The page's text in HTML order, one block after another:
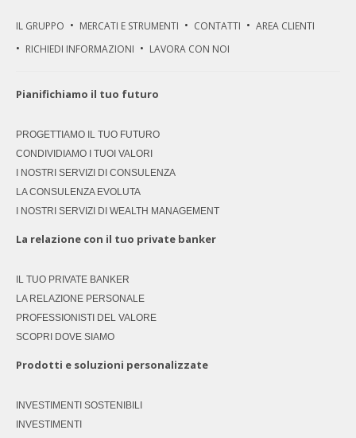
IL GRUPPO MERCATI E STRUMENTI CONTATTI
AREA CLIENTI
RICHIEDI INFORMAZIONI
LAVORA CON NOI
Pianifichiamo il tuo futuro
PROGETTIAMO IL TUO FUTURO
CONDIVIDIAMO I TUOI VALORI
I NOSTRI SERVIZI DI CONSULENZA
LA CONSULENZA EVOLUTA
I NOSTRI SERVIZI DI WEALTH MANAGEMENT
La relazione con il tuo private banker
IL TUO PRIVATE BANKER
LA RELAZIONE PERSONALE
PROFESSIONISTI DEL VALORE
SCOPRI DOVE SIAMO
Prodotti e soluzioni personalizzate
INVESTIMENTI SOSTENIBILI
INVESTIMENTI